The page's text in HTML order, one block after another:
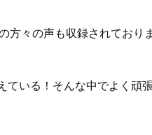
方々の声も収録されておりま
ている！そんな中でよく頑